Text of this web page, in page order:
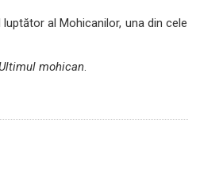
al Mohicanilor, una din cele
mohican.